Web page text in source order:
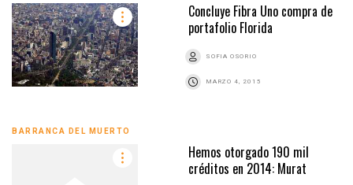
Concluye Fibra Uno compra de
portafolio Florida
SOFIA OSORIO
MARZO 4, 2015
BARRANCA DEL MUERTO
Hemos otorgado 190 mil
créditos en 2014: Murat